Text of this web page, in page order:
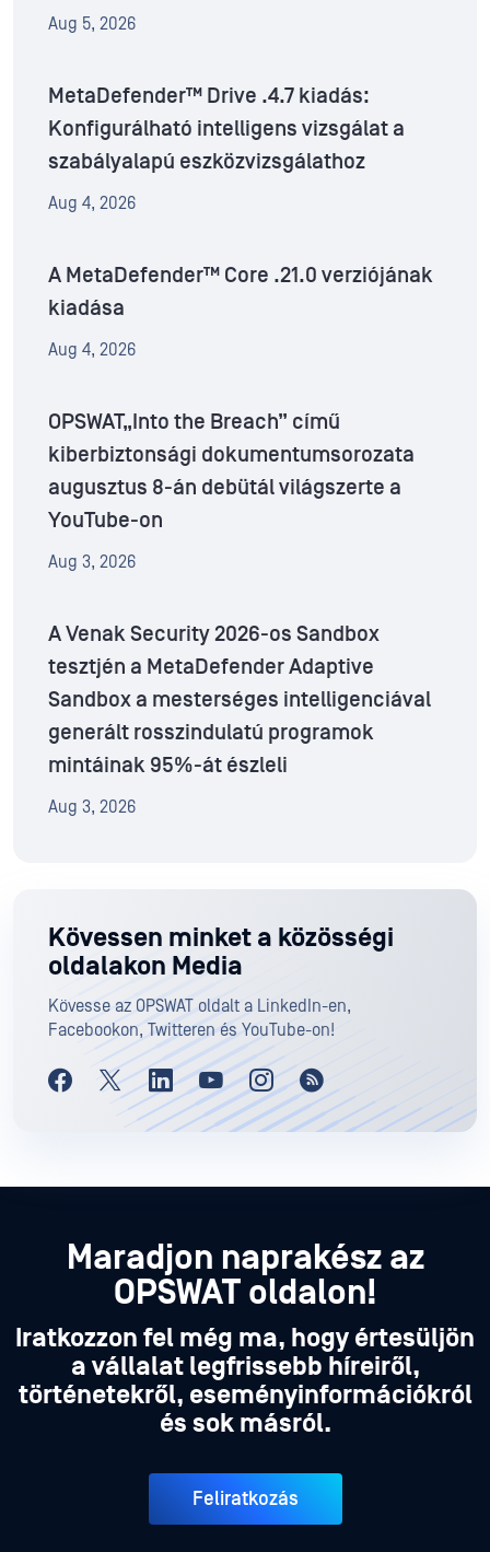
Aug 5, 2026
MetaDefender™ Drive .4.7 kiadás:
Konfigurálható intelligens vizsgálat a
szabályalapú eszközvizsgálathoz
Aug 4, 2026
A MetaDefender™ Core .21.0 verziójának
kiadása
Aug 4, 2026
OPSWAT„Into the Breach” című
kiberbiztonsági dokumentumsorozata
augusztus 8-án debütál világszerte a
YouTube-on
Aug 3, 2026
A Venak Security 2026-os Sandbox
tesztjén a MetaDefender Adaptive
Sandbox a mesterséges intelligenciával
generált rosszindulatú programok
mintáinak 95%-át észleli
Aug 3, 2026
Kövessen minket a közösségi
oldalakon Media
Kövesse az OPSWAT oldalt a LinkedIn-en,
Facebookon, Twitteren és YouTube-on!
Maradjon naprakész az
OPSWAT oldalon!
Iratkozzon fel még ma, hogy értesüljön
a vállalat legfrissebb híreiről,
történetekről, eseményinformációkról
és sok másról.
Feliratkozás